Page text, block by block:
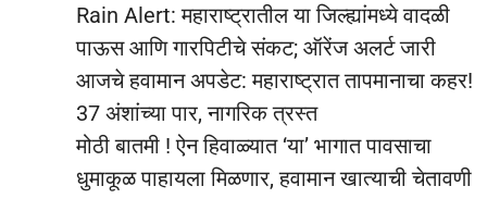
Rain Alert: महाराष्ट्रातील या जिल्ह्यांमध्ये वादळी
पाऊस आणि गारपिटीचे संकट; ऑरेंज अलर्ट जारी
आजचे हवामान अपडेट: महाराष्ट्रात तापमानाचा कहर!
37 अंशांच्या पार, नागरिक त्रस्त
मोठी बातमी ! ऐन हिवाळ्यात ‘या’ भागात पावसाचा
धुमाकूळ पाहायला मिळणार, हवामान खात्याची चेतावणी